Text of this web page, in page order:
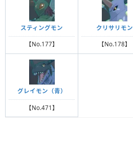
スティングモン
【No.177】
クリサリモン
【No.178】
グレイモン（青）
【No.471】